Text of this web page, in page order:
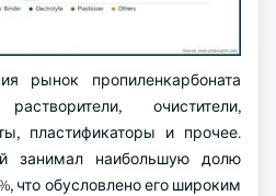
рынок пропиленкарбоната
очистители,
пластификаторы и прочее.
занимал наибольшую долю
что обусловлено его широким